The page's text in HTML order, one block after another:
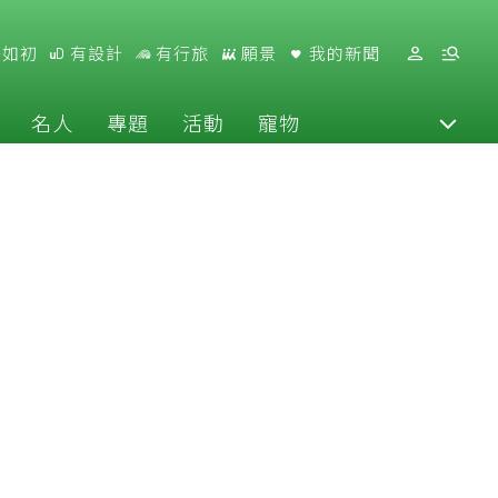
初 有設計 有行旅 願景 我的新聞
名人 專題 活動 寵物